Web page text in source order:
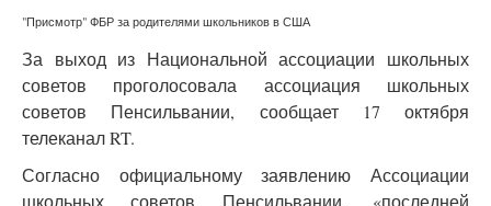
"Присмотр" ФБР за родителями школьников в США
За выход из Национальной ассоциации школьных
советов проголосовала ассоциация школьных
советов Пенсильвании, сообщает 17 октября
телеканал RT.
Согласно официальному заявлению Ассоциации
школьных советов Пенсильвании, «последней